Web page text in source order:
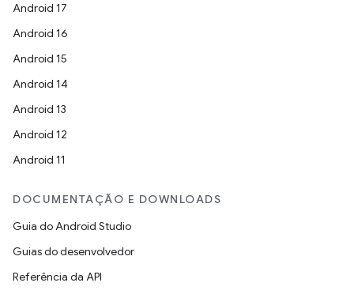
Android 17
Android 16
Android 15
Android 14
Android 13
Android 12
Android 11
DOCUMENTAÇÃO E DOWNLOADS
Guia do Android Studio
Guias do desenvolvedor
Referência da API